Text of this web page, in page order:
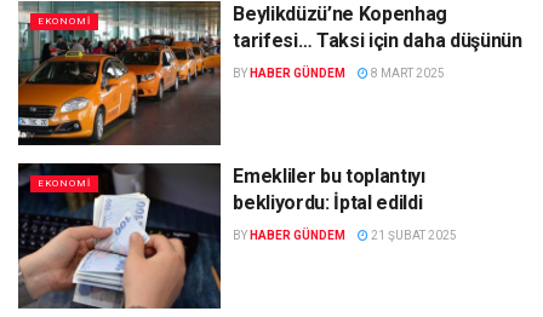
EKONOMI
Beylikdüzü’ne Kopenhag
tarifesi… Taksi için daha düşünün
BY HABER GÜNDEM 8 MART 2025
EKONOMI
Emekliler bu toplantıyı
bekliyordu: İptal edildi
BY HABER GÜNDEM 21 ŞUBAT 2025